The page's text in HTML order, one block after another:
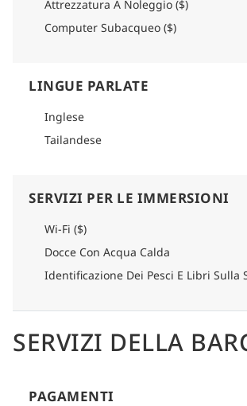
Attrezzatura A Noleggio ($)
Computer Subacqueo ($)
LINGUE PARLATE
Inglese
Tailandese
SERVIZI PER LE IMMERSIONI
Wi-Fi ($)
Docce Con Acqua Calda
Identificazione Dei Pesci E Libri Sulla
SERVIZI DELLA
PAGAMENTI